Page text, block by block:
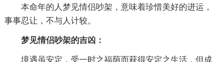
本命年的人梦见情侣吵架，意味着珍惜美好的进运，
事事忍让，不与人计较。
梦见情侣吵架的吉凶：
境遇虽安定，受一时之福荫而获得安定之生活，但成